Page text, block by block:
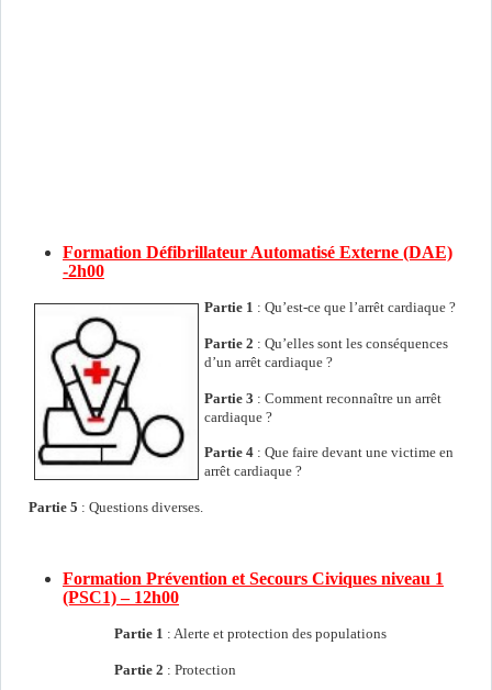
Formation Défibrillateur Automatisé Externe (DAE)
-2h00
Partie 1 : Qu’est-ce que l’arrêt cardiaque ?
Partie 2 : Qu’elles sont les conséquences
d’un arrêt cardiaque ?
Partie 3 : Comment reconnaître un arrêt
cardiaque ?
Partie 4 : Que faire devant une victime en
arrêt cardiaque ?
Partie 5 : Questions diverses.
Formation Prévention et Secours Civiques niveau 1
(PSC1) – 12h00
Partie 1 : Alerte et protection des populations
Partie 2 : Protection